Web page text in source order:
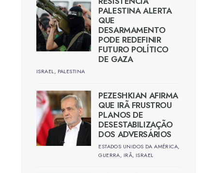
PALESTINA ALERTA
QUE
DESARMAMENTO
PODE REDEFINIR
FUTURO POLÍTICO
DE GAZA
ISRAEL, PALESTINA
PEZESHKIAN AFIRMA
QUE IRÃ FRUSTROU
PLANOS DE
DESESTABILIZAÇÃO
DOS ADVERSÁRIOS
ESTADOS UNIDOS DA AMÉRICA,
GUERRA, IRÃ, ISRAEL